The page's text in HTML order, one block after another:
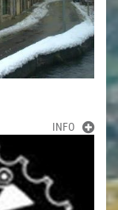
INFO